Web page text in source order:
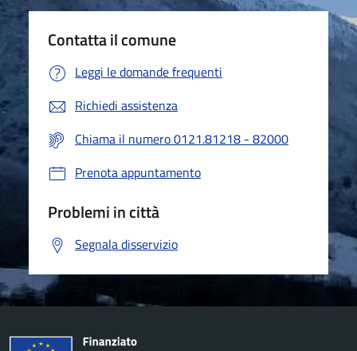
Contatta il comune
Leggi le domande frequenti
Richiedi assistenza
Chiama il numero 0121.81218 - 82000
Prenota appuntamento
Problemi in città
Segnala disservizio